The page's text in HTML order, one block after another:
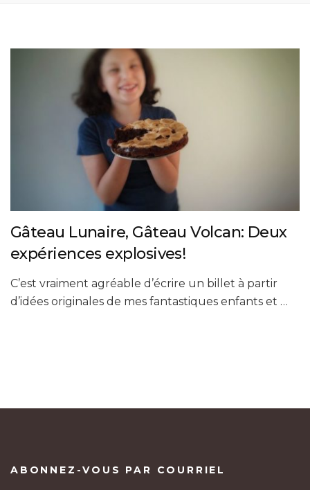
Gâteau Lunaire, Gâteau Volcan: Deux
expériences explosives!
C’est vraiment agréable d’écrire un billet à partir
d’idées originales de mes fantastiques enfants et …
ABONNEZ-VOUS PAR COURRIEL